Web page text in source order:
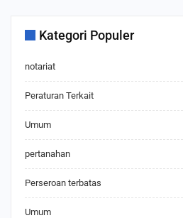
Kategori Populer
notariat
Peraturan Terkait
Umum
pertanahan
Perseroan terbatas
Umum